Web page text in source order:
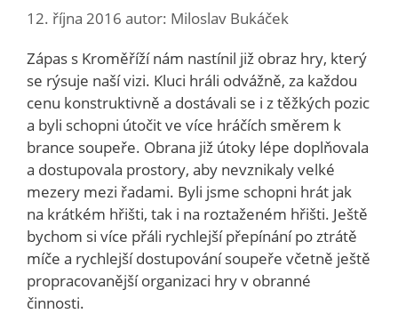
12. října 2016 autor: Miloslav Bukáček
Zápas s Kroměříží nám nastínil již obraz hry, který
se rýsuje naší vizi. Kluci hráli odvážně, za každou
cenu konstruktivně a dostávali se i z těžkých pozic
a byli schopni útočit ve více hráčích směrem k
brance soupeře. Obrana již útoky lépe doplňovala
a dostupovala prostory, aby nevznikaly velké
mezery mezi řadami. Byli jsme schopni hrát jak
na krátkém hřišti, tak i na roztaženém hřišti. Ještě
bychom si více přáli rychlejší přepínání po ztrátě
míče a rychlejší dostupování soupeře včetně ještě
propracovanější organizaci hry v obranné
činnosti.